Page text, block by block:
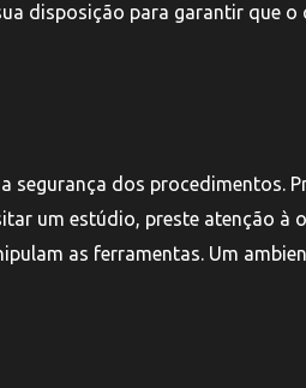
disposição para garantir que o
segurança dos procedimentos.
um estúdio, preste atenção à
as ferramentas. Um